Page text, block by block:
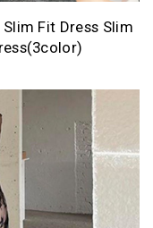
Fit Dress Slim
Dress(3color)